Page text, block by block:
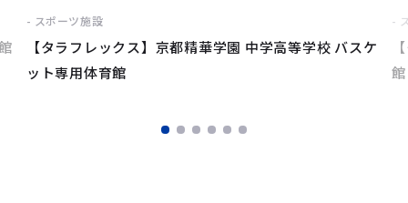
スポーツ施設
【タラフレックス】京都精華学園 中学高等学校 バスケ
ット専用体育館
館